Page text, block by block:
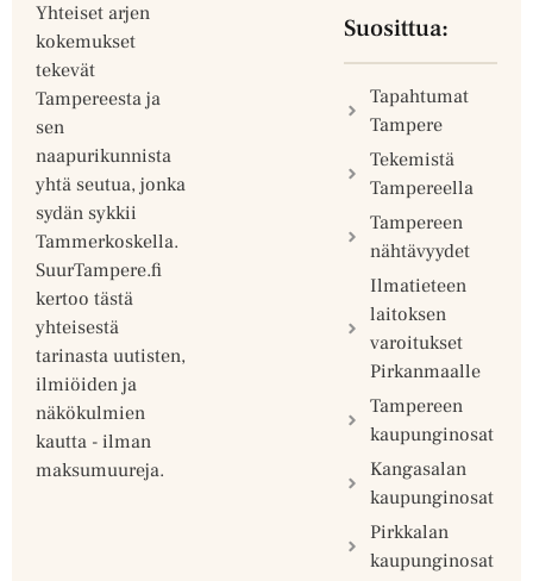
Yhteiset arjen
kokemukset
tekevät
Tampereesta ja
sen
naapurikunnista
yhtä seutua, jonka
sydän sykkii
Tammerkoskella.
SuurTampere.fi
kertoo tästä
yhteisestä
tarinasta uutisten,
ilmiöiden ja
näkökulmien
kautta - ilman
maksumuureja.
Suosittua:
Tapahtumat
Tampere
Tekemistä
Tampereella
Tampereen
nähtävyydet
Ilmatieteen
laitoksen
varoitukset
Pirkanmaalle
Tampereen
kaupunginosat
Kangasalan
kaupunginosat
Pirkkalan
kaupunginosat